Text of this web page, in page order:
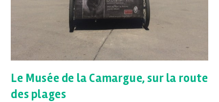
Le Musée de la Camargue, sur la route
des plages